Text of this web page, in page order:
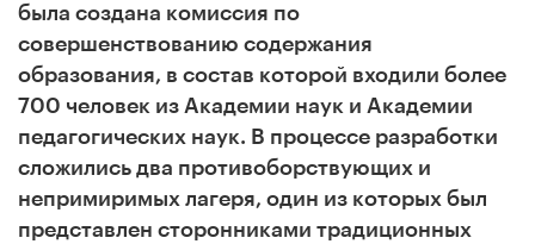
была создана комиссия по
совершенствованию содержания
образования, в состав которой входили более
700 человек из Академии наук и Академии
педагогических наук. В процессе разработки
сложились два противоборствующих и
непримиримых лагеря, один из которых был
представлен сторонниками традиционных